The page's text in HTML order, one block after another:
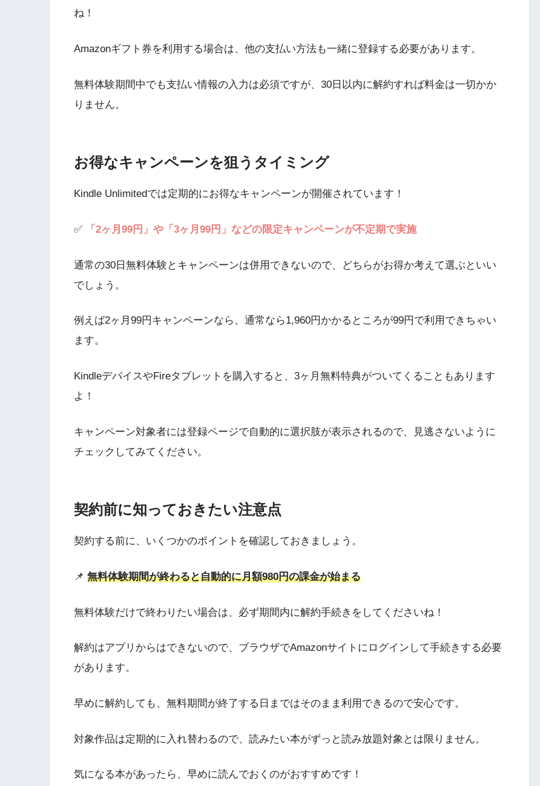
ね！
Amazonギフト券を利用する場合は、他の支払い方法も一緒に登録する必要があります。
無料体験期間中でも支払い情報の入力は必須ですが、30日以内に解約すれば料金は一切かか
りません。
お得なキャンペーンを狙うタイミング
Kindle Unlimitedでは定期的にお得なキャンペーンが開催されています！
✅ 「2ヶ月99円」や「3ヶ月99円」などの限定キャンペーンが不定期で実施
通常の30日無料体験とキャンペーンは併用できないので、どちらがお得か考えて選ぶといい
でしょう。
例えば2ヶ月99円キャンペーンなら、通常なら1,960円かかるところが99円で利用できちゃい
ます。
KindleデバイスやFireタブレットを購入すると、3ヶ月無料特典がついてくることもあります
よ！
キャンペーン対象者には登録ページで自動的に選択肢が表示されるので、見逃さないように
チェックしてみてください。
契約前に知っておきたい注意点
契約する前に、いくつかのポイントを確認しておきましょう。
📌 無料体験期間が終わると自動的に月額980円の課金が始まる
無料体験だけで終わりたい場合は、必ず期間内に解約手続きをしてくださいね！
解約はアプリからはできないので、ブラウザでAmazonサイトにログインして手続きする必要
があります。
早めに解約しても、無料期間が終了する日まではそのまま利用できるので安心です。
対象作品は定期的に入れ替わるので、読みたい本がずっと読み放題対象とは限りません。
気になる本があったら、早めに読んでおくのがおすすめです！